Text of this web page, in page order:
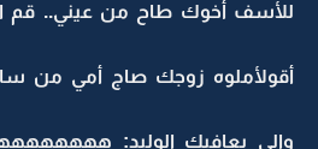
للأسف أخوك طاح من عيني.. قم
أقولأملوه زوجك صاج أمي من
والي يعافيك الوليد: